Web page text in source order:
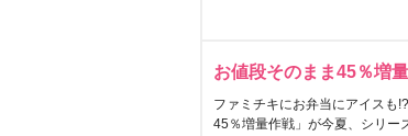
お値段そのまま45％増
ファミチキにお弁当にアイスも
45％増量作戦」が今夏、シリー